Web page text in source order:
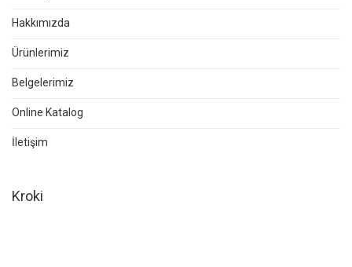
Hakkımızda
Ürünlerimiz
Belgelerimiz
Online Katalog
İletişim
Kroki